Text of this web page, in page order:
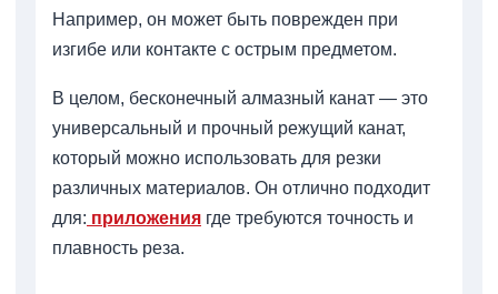
Например, он может быть поврежден при
изгибе или контакте с острым предметом.
В целом, бесконечный алмазный канат — это
универсальный и прочный режущий канат,
который можно использовать для резки
различных материалов. Он отлично подходит
для: приложения где требуются точность и
плавность реза.